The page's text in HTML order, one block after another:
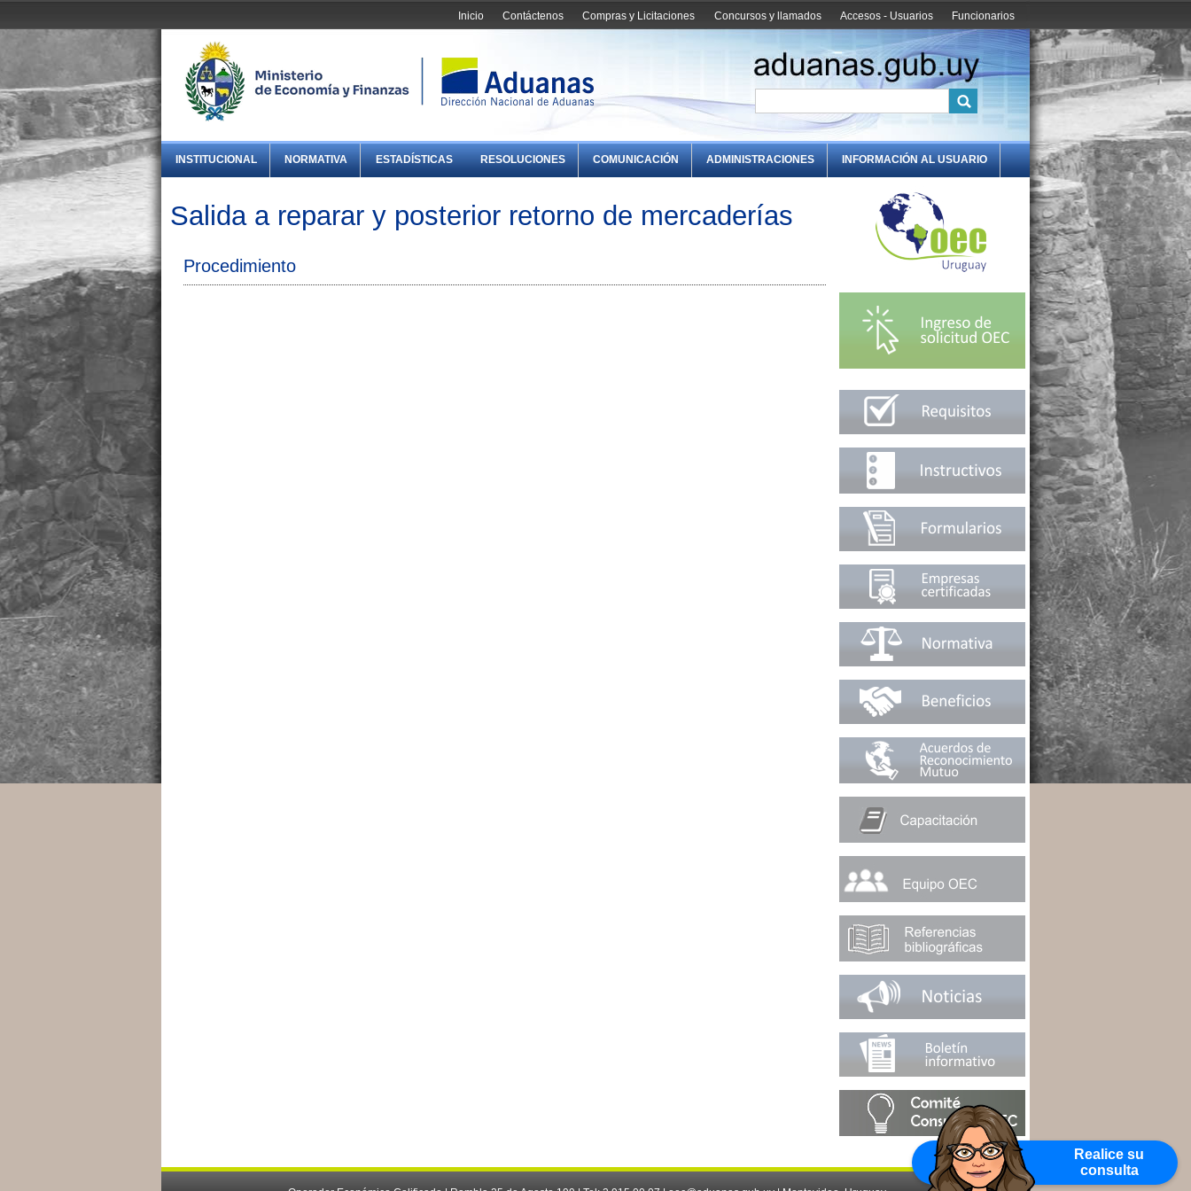
Funcionarios
Accesos - Usuarios
Concursos y llamados
Compras y Licitaciones
Contáctenos
Inicio
Realice su
consulta
INSTITUCIONAL NORMATIVA ESTADÍSTICAS RESOLUCIONES COMUNICACIÓN ADMINISTRACIONES INFORMACIÓN AL USUARIO
Salida a reparar y posterior retorno de mercaderías
Procedimiento